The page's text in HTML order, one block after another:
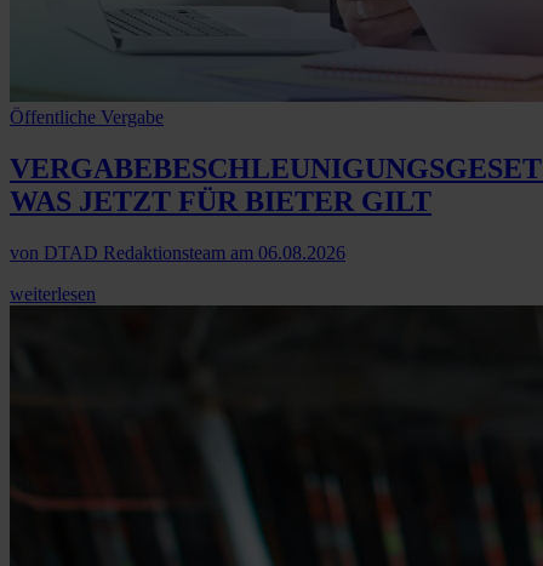
Öffentliche Vergabe
WAS JETZT FÜR BIETER GILT
von DTAD Redaktionsteam am 06.08.2026
weiterlesen